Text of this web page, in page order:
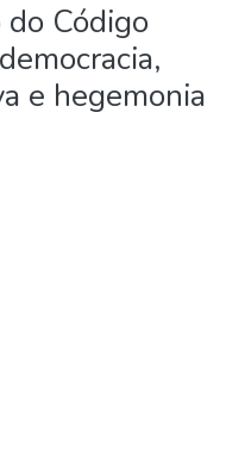
do Código
e hegemonia